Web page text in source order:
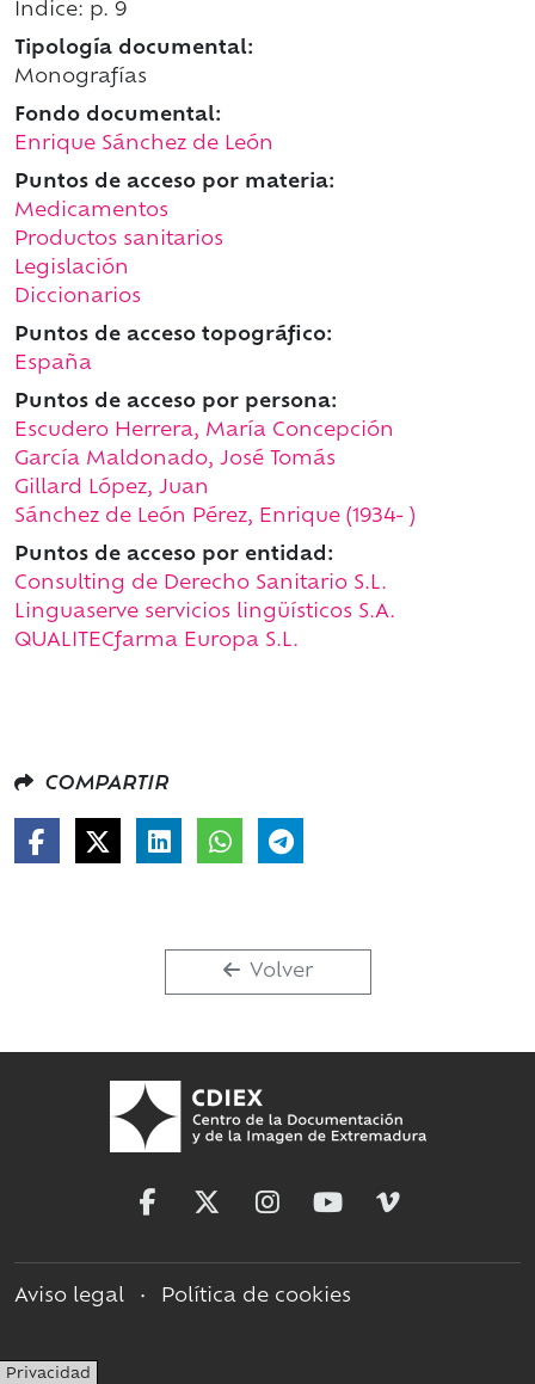
Índice: p. 9
Tipología documental:
Monografías
Fondo documental:
Enrique Sánchez de León
Puntos de acceso por materia:
Medicamentos
Productos sanitarios
Legislación
Diccionarios
Puntos de acceso topográfico:
España
Puntos de acceso por persona:
Escudero Herrera, María Concepción
García Maldonado, José Tomás
Gillard López, Juan
Sánchez de León Pérez, Enrique (1934- )
Puntos de acceso por entidad:
Consulting de Derecho Sanitario S.L.
Linguaserve servicios lingüísticos S.A.
QUALITECfarma Europa S.L.
COMPARTIR
Volver
Aviso legal • Política de cookies
Privacidad